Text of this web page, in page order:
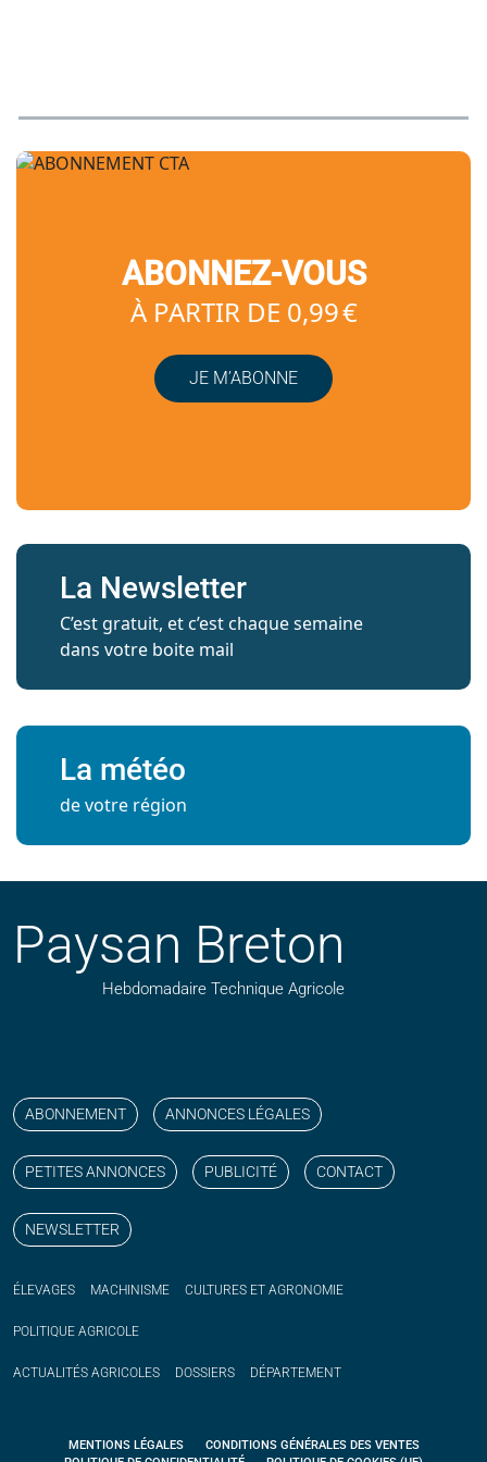
ABONNEZ-VOUS
À PARTIR DE 0,99 €
JE M’ABONNE
La Newsletter
C’est gratuit, et c’est chaque semaine
dans votre boite mail
La météo
de votre région
Paysan Breton
Hebdomadaire Technique Agricole
ABONNEMENT ANNONCES LÉGALES
PETITES ANNONCES PUBLICITÉ CONTACT
NEWSLETTER
ÉLEVAGES MACHINISME CULTURES ET AGRONOMIE
POLITIQUE AGRICOLE
ACTUALITÉS AGRICOLES DOSSIERS DÉPARTEMENT
MENTIONS LÉGALES
CONDITIONS GÉNÉRALES DES VENTES